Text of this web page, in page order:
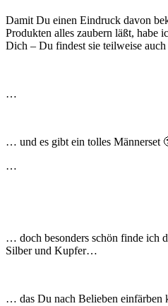
Damit Du einen Eindruck davon
Produkten alles zaubern läßt, habe
Dich – Du findest sie teilweise
…
… und es gibt ein tolles Männerset
…
… doch besonders schön finde ich
Silber und Kupfer…
… das Du nach Belieben einfärben